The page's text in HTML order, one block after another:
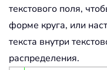
текстового поля,
форме круга, или
текста внутри
распределения.